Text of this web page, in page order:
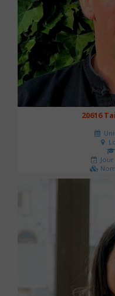
20616